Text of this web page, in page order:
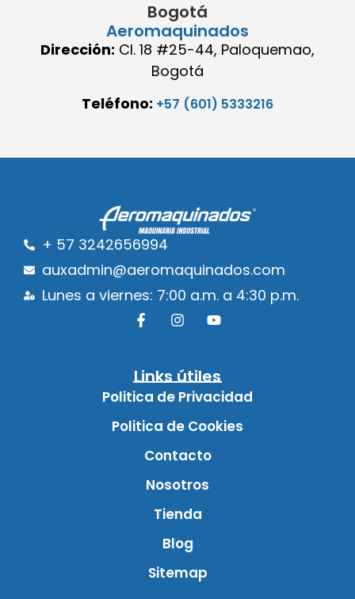
Bogotá
Aeromaquinados
Dirección: Cl. 18 #25-44, Paloquemao,
Bogotá
Teléfono: +57 (601) 5333216
+ 57 3242656994
auxadmin@aeromaquinados.com
Lunes a viernes: 7:00 a.m. a 4:30 p.m.
Links útiles
Politica de Privacidad
Politica de Cookies
Contacto
Nosotros
Tienda
Blog
Sitemap